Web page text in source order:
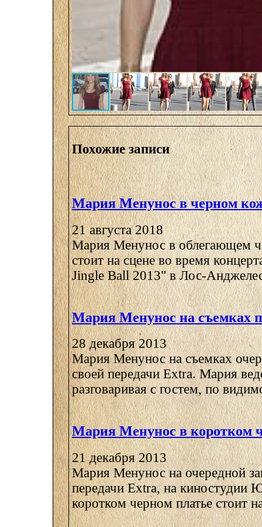
Похожие записи
Мария Менунос в черном
21 августа 2018
Мария Менунос в облегающем
стоит на сцене во время
Jingle Ball 2013" в Лос-
Мария Менунос на съемках
28 декабря 2013
Мария Менунос на съемках
своей передачи Extra. Мария
разговаривая с гостем, по
Мария Менунос в коротком
21 декабря 2013
Мария Менунос на очередной
передачи Extra, на киностудии
коротком черном платье стоит